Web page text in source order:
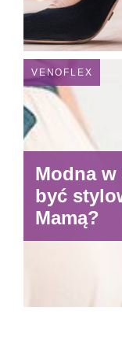
VENOFLEX
Modna w
być
Mamą?